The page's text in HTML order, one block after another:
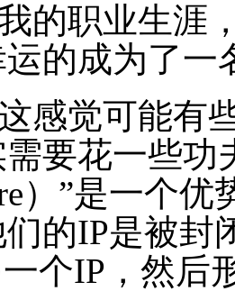
的职业生涯
的成为了一
觉可能有些
要花一些功
）”是一个
的IP是被封
个IP，然后